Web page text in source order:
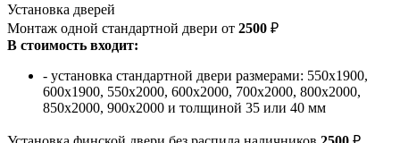
Установка дверей
Монтаж одной стандартной двери от 2500 ₽
В стоимость входит:
- установка стандартной двери размерами: 550х1900,
600х1900, 550х2000, 600х2000, 700х2000, 800х2000,
850х2000, 900х2000 и толщиной 35 или 40 мм